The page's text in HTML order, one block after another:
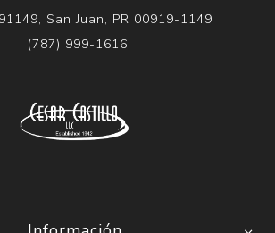
San Juan, PR 00919-1149
(787) 999-1616